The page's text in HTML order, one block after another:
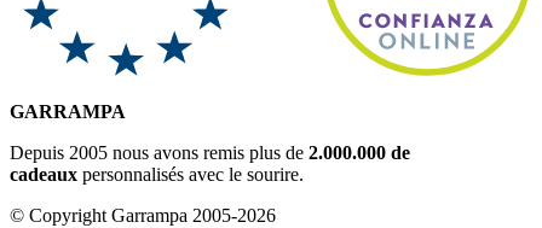
GARRAMPA
Depuis 2005 nous avons remis plus de 2.000.000 de
cadeaux personnalisés avec le sourire.
© Copyright Garrampa 2005-2026